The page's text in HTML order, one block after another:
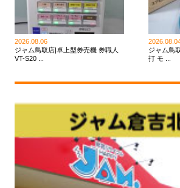
2026.08.06
ジャム鳥取店|卓上型券売機 券職人
VT-S20 ...
ジャム鳥
打 モ ...